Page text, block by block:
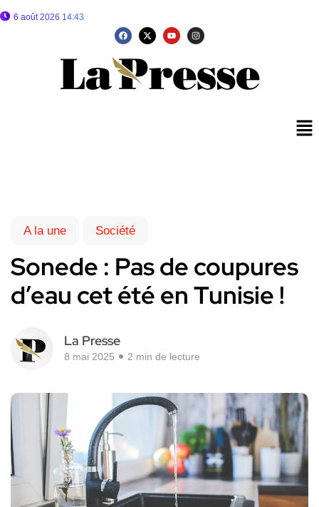
6 août 2026 14:43
A la une Société
Sonede : Pas de coupures
d’eau cet été en Tunisie !
La Presse
8 mai 2025 2 min de lecture